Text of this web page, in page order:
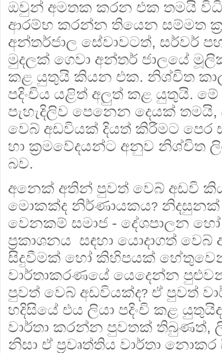
ඔවුන් අමතක කරන එක තමයි
ආරම්භ කරන්න තියෙන සම්මත
අන්තර්ජාල සේවාවටත්, සර්වර්
මුදලක් ගෙවා අන්තර් ජාලයේ
කළ යුතුයි කියන එක. නිශ්චිත
පදිංචිය යළිත් අලුත් කළ යුතුයි.
පැහැදිලිව පෙනෙන දෙයක්
වෙබ් අඩවියක් දියත් කිරීමට පෙර
හා ක්‍ර‍මවේදයන්ට අනුව නිශ්චිත
බව.
අනෙක් අතින් පුවත් වෙබ් අඩවි
මොකක්ද නිර්ණායකය? නිදසුනක්
වෙනකම් සමාජ - දේශපාලන
ප්‍රකාශනය සඳහා යොදාගත්
සිදුවීමක් හෝ කිහිපයක් හේතුවෙන්
වාර්තාකරණයේ යෙදෙන්න
පුවත් වෙබ් අඩවියක්ද? ඒ පුවත්
හදිසියේ එය ලියා පදිංචි කළ යුතුයිද
වාර්තා කරන්න පුවතක් තිබුණත්,
නිසා ඒ ප්‍ර‍වෘත්තිය වාර්තා